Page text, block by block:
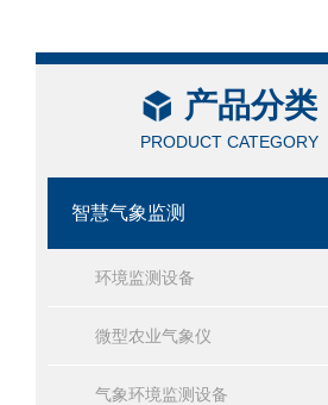
产品分类
PRODUCT CATEGORY
智慧气象监测
环境监测设备
微型农业气象仪
气象环境监测设备